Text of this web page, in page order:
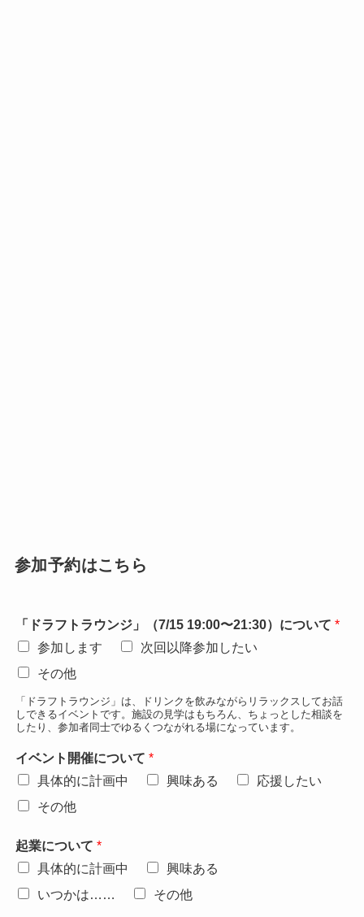
参加予約はこちら
「ドラフトラウンジ」（7/15 19:00〜21:30）について *
参加します
次回以降参加したい
その他
「ドラフトラウンジ」は、ドリンクを飲みながらリラックスしてお話
しできるイベントです。施設の見学はもちろん、ちょっとした相談を
したり、参加者同士でゆるくつながれる場になっています。
イベント開催について *
具体的に計画中
興味ある
応援したい
その他
起業について *
具体的に計画中
興味ある
いつかは……
その他